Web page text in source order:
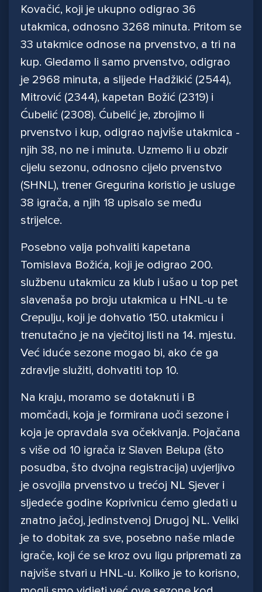
Kovačić, koji je ukupno odigrao 36
utakmica, odnosno 3268 minuta. Pritom se
33 utakmice odnose na prvenstvo, a tri na
kup. Gledamo li samo prvenstvo, odigrao
je 2968 minuta, a slijede Hadžikić (2544),
Mitrović (2344), kapetan Božić (2319) i
Ćubelić (2308). Ćubelić je, zbrojimo li
prvenstvo i kup, odigrao najviše utakmica -
njih 38, no ne i minuta. Uzmemo li u obzir
cijelu sezonu, odnosno cijelo prvenstvo
(SHNL), trener Gregurina koristio je usluge
38 igrača, a njih 18 upisalo se među
strijelce.
Posebno valja pohvaliti kapetana
Tomislava Božića, koji je odigrao 200.
službenu utakmicu za klub i ušao u top pet
slavenaša po broju utakmica u HNL-u te
Crepulju, koji je dohvatio 150. utakmicu i
trenutačno je na vječitoj listi na 14. mjestu.
Već iduće sezone mogao bi, ako će ga
zdravlje služiti, dohvatiti top 10.
Na kraju, moramo se dotaknuti i B
momčadi, koja je formirana uoči sezone i
koja je opravdala sva očekivanja. Pojačana
s više od 10 igrača iz Slaven Belupa (što
posudba, što dvojna registracija) uvjerljivo
je osvojila prvenstvo u trećoj NL Sjever i
sljedeće godine Koprivnicu ćemo gledati u
znatno jačoj, jedinstvenoj Drugoj NL. Veliki
je to dobitak za sve, posebno naše mlade
igrače, koji će se kroz ovu ligu pripremati za
najviše stvari u HNL-u. Koliko je to korisno,